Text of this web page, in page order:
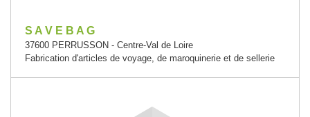
S A V E B A G
37600 PERRUSSON - Centre-Val de Loire
Fabrication d'articles de voyage, de maroquinerie et de sellerie